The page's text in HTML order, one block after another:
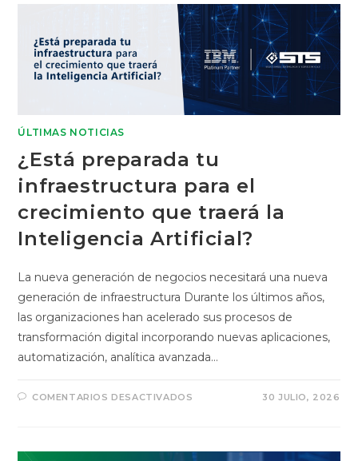
ÚLTIMAS NOTICIAS
¿Está preparada tu
infraestructura para el
crecimiento que traerá la
Inteligencia Artificial?
La nueva generación de negocios necesitará una nueva
generación de infraestructura Durante los últimos años,
las organizaciones han acelerado sus procesos de
transformación digital incorporando nuevas aplicaciones,
automatización, analítica avanzada…
COMENTARIOS DESACTIVADOS 30 JULIO, 2026